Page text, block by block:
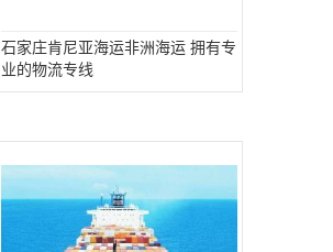
石家庄肯尼亚海运非洲海运 拥有专
业的物流专线